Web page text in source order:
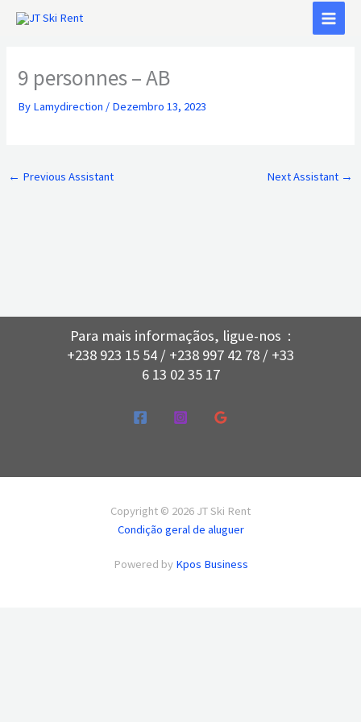
9 personnes – AB
By Lamydirection / Dezembro 13, 2023
← Previous Assistant Next Assistant →
Para mais informaçãos, ligue-nos :
+238 923 15 54 / +238 997 42 78 / +33
6 13 02 35 17
Copyright © 2026 JT Ski Rent
Condição geral de aluguer
Powered by Kpos Business